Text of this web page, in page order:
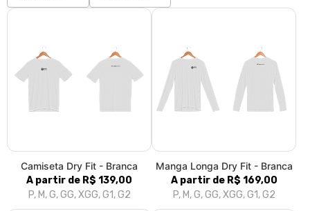
Camiseta Dry Fit - Branca
A partir de R$ 139,00
P, M, G, GG, XGG, G1, G2
Manga Longa Dry Fit - Branca
A partir de R$ 169,00
P, M, G, GG, XGG, G1, G2